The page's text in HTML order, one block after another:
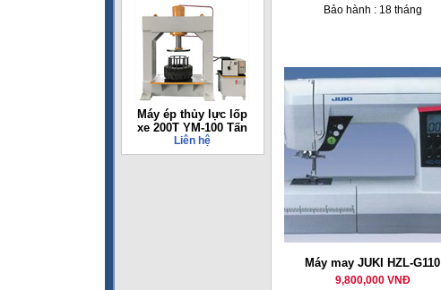
Máy ép thủy lực lốp
xe 200T YM-100 Tấn
Liên hệ
Bảo hành : 18 tháng
Máy may JUKI HZL-G110
9,800,000 VNĐ